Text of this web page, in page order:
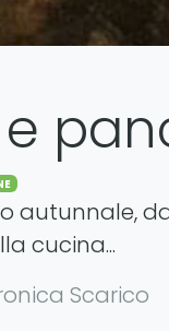
autunnale,
cucina...
Scarico